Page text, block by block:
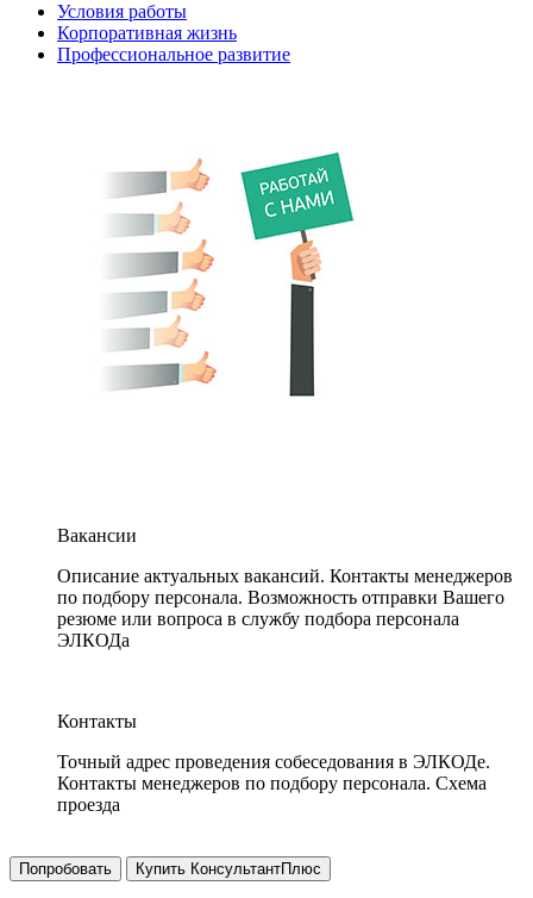
Условия работы
Корпоративная жизнь
Профессиональное развитие
Вакансии
Описание актуальных вакансий. Контакты менеджеров
по подбору персонала. Возможность отправки Вашего
резюме или вопроса в службу подбора персонала
ЭЛКОДа
Контакты
Точный адрес проведения собеседования в ЭЛКОДе.
Контакты менеджеров по подбору персонала. Схема
проезда
Попробовать Купить КонсультантПлюс